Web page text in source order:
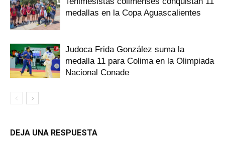
medallas en la Copa Aguascalientes
Judoca Frida González suma la
medalla 11 para Colima en la Olimpiada
Nacional Conade
DEJA UNA RESPUESTA